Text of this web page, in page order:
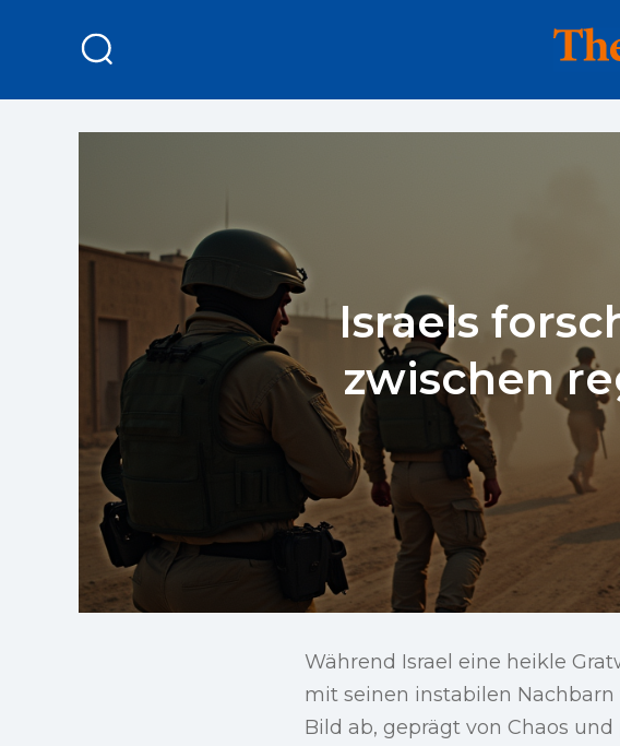
Israels
zwischen
Während Israel eine heikle
mit seinen instabilen
Bild ab, geprägt von Chaos